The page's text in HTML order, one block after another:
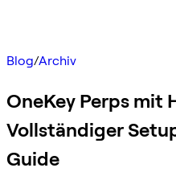
Blog/Archiv
OneKey Perps mit
Vollständiger
Guide